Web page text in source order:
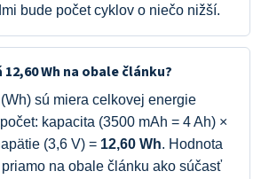
bude počet cyklov o niečo nižší.
12,60 Wh na obale článku?
sú miera celkovej energie
kapacita (3500 mAh = 4 Ah) ×
(3,6 V) = 12,60 Wh. Hodnota
na obale článku ako súčasť